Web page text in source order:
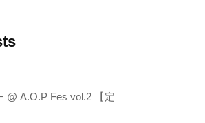
@ A.O.P Fes vol.2 【定